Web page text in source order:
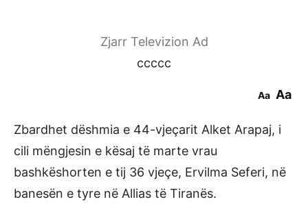
Zjarr Televizion Ad
ccccc
Aa Aa
Zbardhet dëshmia e 44-vjeçarit Alket Arapaj, i
cili mëngjesin e kësaj të marte vrau
bashkëshorten e tij 36 vjeçe, Ervilma Seferi, në
banesën e tyre në Allias të Tiranës.